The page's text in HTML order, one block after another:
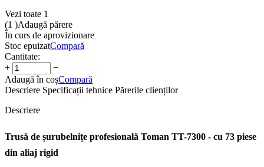
Vezi toate 1
(1 )Adaugă părere
În curs de aprovizionare
Stoc epuizatCompară
Cantitate:
+
−
Adaugă în coșCompară
Descriere Specificații tehnice Părerile clienților
Descriere
Trusă de șurubelnițe profesională Toman TT-7300 - cu 73 piese
din aliaj rigid